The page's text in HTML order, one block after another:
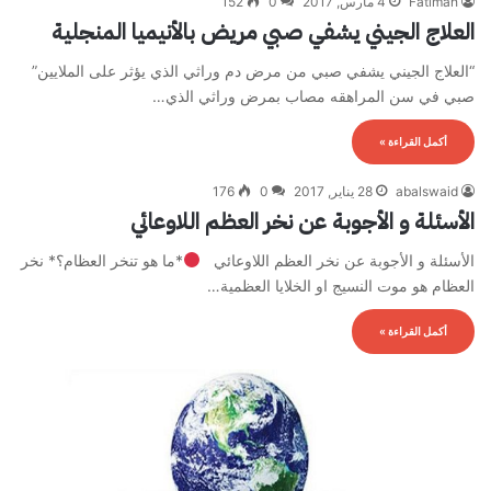
العلاج الجيني يشفي صبي مريض بالأنيميا المنجلية
“العلاج الجيني يشفي صبي من مرض دم وراثي الذي يؤثر على الملايين”
صبي في سن المراهقه مصاب بمرض وراثي الذي…
أكمل القراءة »
abalswaid 28 يناير, 2017 0
176
الأسئلة و الأجوبة عن نخر العظم اللاوعائي
الأسئلة و الأجوبة عن نخر العظم اللاوعائي
*ما هو تنخر العظام؟* نخر
العظام هو موت النسيج او الخلايا العظمية…
أكمل القراءة »